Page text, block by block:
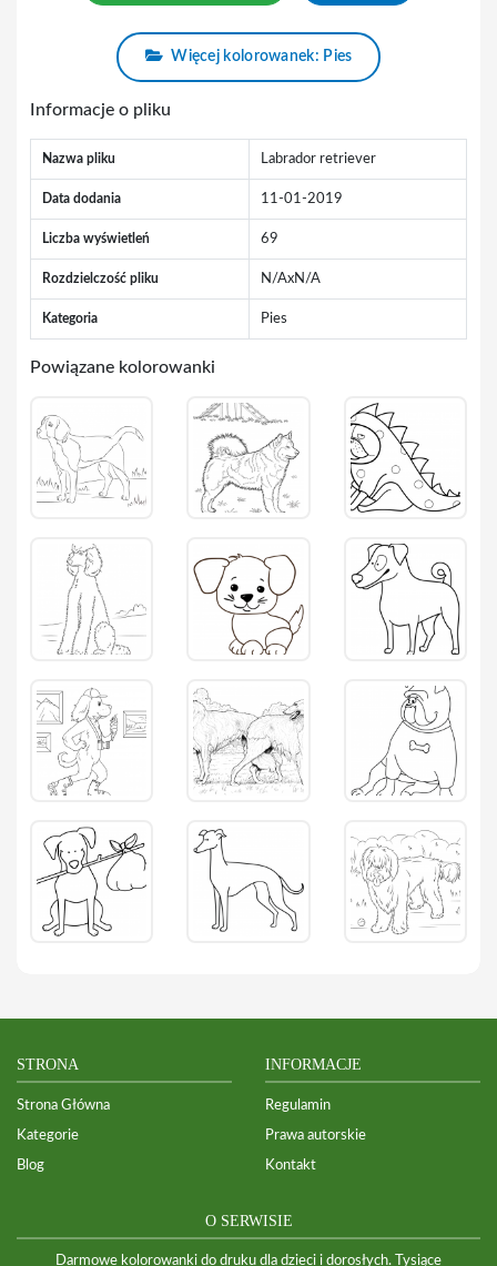
Więcej kolorowanek: Pies
Informacje o pliku
Nazwa pliku Labrador retriever
Data dodania 11-01-2019
Liczba wyświetleń 69
Rozdzielczość pliku N/AxN/A
Kategoria Pies
Powiązane kolorowanki
STRONA
Strona Główna
Kategorie
Blog
INFORMACJE
Regulamin
Prawa autorskie
Kontakt
O SERWISIE
Darmowe kolorowanki do druku dla dzieci i dorosłych. Tysiące